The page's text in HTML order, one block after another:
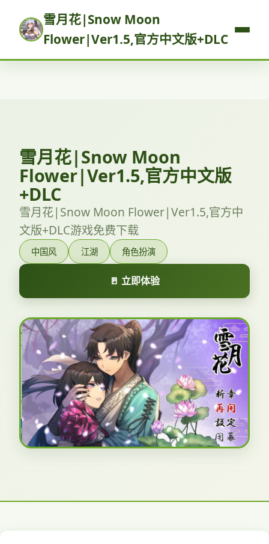
雪月花|Snow Moon
Flower|Ver1.5,官方中文版+DLC
雪月花|Snow Moon
Flower|Ver1.5,官方中文版
+DLC
雪月花|Snow Moon Flower|Ver1.5,官方中
文版+DLC游戏免费下载
中国风 江湖 角色扮演
🚪 立即体验